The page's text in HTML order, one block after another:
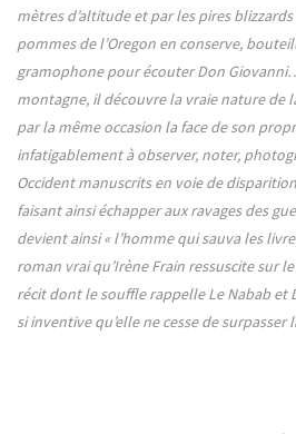
mètres d’altitude et par les pires
pommes de l’Oregon en conserve,
gramophone pour écouter Don
montagne, il découvre la vraie nature de
par la même occasion la face de son
infatigablement à observer, noter,
Occident manuscrits en voie de
faisant ainsi échapper aux ravages des
devient ainsi « l’homme qui sauva les
roman vrai qu’Irène Frain ressuscite sur
récit dont le souffle rappelle Le Nabab et
si inventive qu’elle ne cesse de surpasser